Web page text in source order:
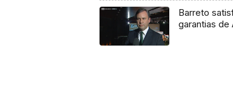
Barreto
garantias de